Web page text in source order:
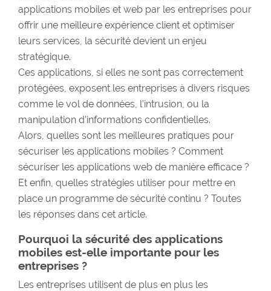
applications mobiles et web par les entreprises pour
offrir une meilleure expérience client et optimiser
leurs services, la sécurité devient un enjeu
stratégique.
Ces applications, si elles ne sont pas correctement
protégées, exposent les entreprises à divers risques
comme le vol de données, l’intrusion, ou la
manipulation d’informations confidentielles.
Alors, quelles sont les meilleures pratiques pour
sécuriser les applications mobiles ? Comment
sécuriser les applications web de manière efficace ?
Et enfin, quelles stratégies utiliser pour mettre en
place un programme de sécurité continu ? Toutes
les réponses dans cet article.
Pourquoi la sécurité des applications
mobiles est-elle importante pour les
entreprises ?
Les entreprises utilisent de plus en plus les